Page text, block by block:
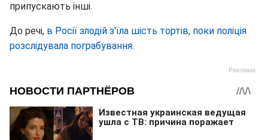
припускають інші.
До речі, в Росії злодій з'їла шість тортів, поки поліція
розслідувала пограбування.